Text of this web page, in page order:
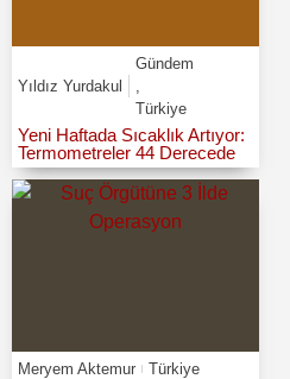
Yıldız Yurdakul
Gündem
Türkiye
Yeni Haftada Sıcaklık Artıyor:
Termometreler 44 Derecede
Meryem Aktemur Türkiye